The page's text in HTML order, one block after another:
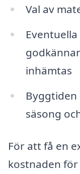
Val av
inhämtas
Byggtiden
säsong
För att få en
kostnaden